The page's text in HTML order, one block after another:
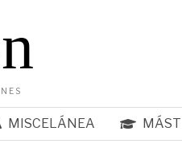
MISCELÁNEA